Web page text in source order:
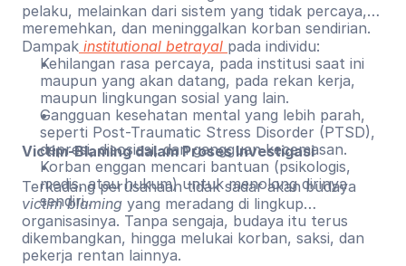
pelaku, melainkan dari sistem yang tidak percaya,
meremehkan, dan meninggalkan korban sendirian.
Dampak institutional betrayal pada individu:
Kehilangan rasa percaya, pada institusi saat ini
maupun yang akan datang, pada rekan kerja,
maupun lingkungan sosial yang lain.
Gangguan kesehatan mental yang lebih parah,
seperti Post-Traumatic Stress Disorder (PTSD),
depresi, disosiasi, dan gangguan kecemasan.
Korban enggan mencari bantuan (psikologis,
medis, atau hukum) untuk menolong dirinya
sendiri..
Victim-Blaming dalam Proses Investigasi
Terkadang perusahaan tidak sadar akan budaya
victim blaming yang meradang di lingkup
organisasinya. Tanpa sengaja, budaya itu terus
dikembangkan, hingga melukai korban, saksi, dan
pekerja rentan lainnya.